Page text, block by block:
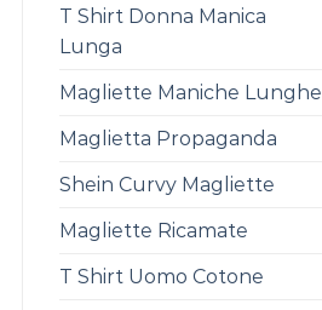
T Shirt Donna Manica
Lunga
Magliette Maniche Lunghe
Maglietta Propaganda
Shein Curvy Magliette
Magliette Ricamate
T Shirt Uomo Cotone